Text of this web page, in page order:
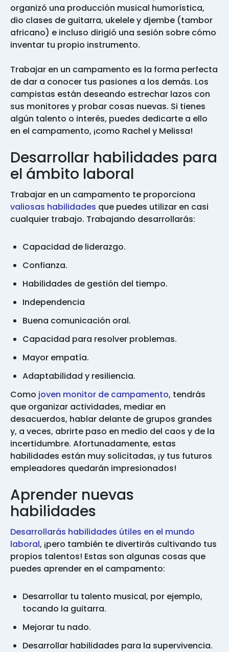
organizó una producción musical humorística,
dio clases de guitarra, ukelele y djembe (tambor
africano) e incluso dirigió una sesión sobre cómo
inventar tu propio instrumento.
Trabajar en un campamento es la forma perfecta
de dar a conocer tus pasiones a los demás. Los
campistas están deseando estrechar lazos con
sus monitores y probar cosas nuevas. Si tienes
algún talento o interés, puedes dedicarte a ello
en el campamento, ¡como Rachel y Melissa!
Desarrollar habilidades para
el ámbito laboral
Trabajar en un campamento te proporciona
valiosas habilidades que puedes utilizar en casi
cualquier trabajo. Trabajando desarrollarás:
Capacidad de liderazgo.
Confianza.
Habilidades de gestión del tiempo.
Independencia
Buena comunicación oral.
Capacidad para resolver problemas.
Mayor empatía.
Adaptabilidad y resiliencia.
Como joven monitor de campamento, tendrás
que organizar actividades, mediar en
desacuerdos, hablar delante de grupos grandes
y, a veces, abrirte paso en medio del caos y de la
incertidumbre. Afortunadamente, estas
habilidades están muy solicitadas, ¡y tus futuros
empleadores quedarán impresionados!
Aprender nuevas
habilidades
Desarrollarás habilidades útiles en el mundo
laboral, ¡pero también te divertirás cultivando tus
propios talentos! Estas son algunas cosas que
puedes aprender en el campamento:
Desarrollar tu talento musical, por ejemplo,
tocando la guitarra.
Mejorar tu nado.
Desarrollar habilidades para la supervivencia.